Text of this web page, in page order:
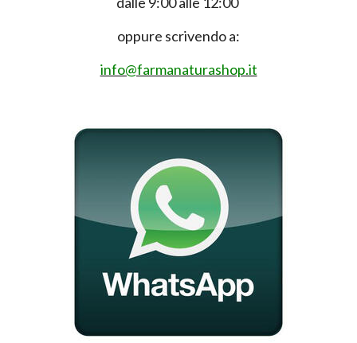
oppure scrivendo a:
info@farmanaturashop.it